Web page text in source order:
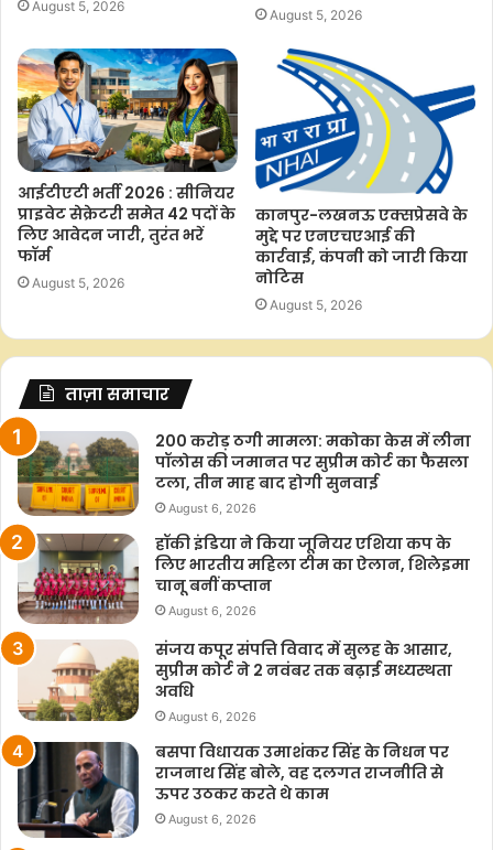
August 5, 2026
August 5, 2026
आईटीएटी भर्ती 2026 : सीनियर
प्राइवेट सेक्रेटरी समेत 42 पदों के
लिए आवेदन जारी, तुरंत भरें
फॉर्म
August 5, 2026
कानपुर-लखनऊ एक्सप्रेसवे के
मुद्दे पर एनएचएआई की
कार्रवाई, कंपनी को जारी किया
नोटिस
August 5, 2026
ताज़ा समाचार
200 करोड़ ठगी मामला: मकोका केस में लीना
पॉलोस की जमानत पर सुप्रीम कोर्ट का फैसला
टला, तीन माह बाद होगी सुनवाई
August 6, 2026
हॉकी इंडिया ने किया जूनियर एशिया कप के
लिए भारतीय महिला टीम का ऐलान, शिलेइमा
चानू बनीं कप्तान
August 6, 2026
संजय कपूर संपत्ति विवाद में सुलह के आसार,
सुप्रीम कोर्ट ने 2 नवंबर तक बढ़ाई मध्यस्थता
अवधि
August 6, 2026
बसपा विधायक उमाशंकर सिंह के निधन पर
राजनाथ सिंह बोले, वह दलगत राजनीति से
ऊपर उठकर करते थे काम
August 6, 2026